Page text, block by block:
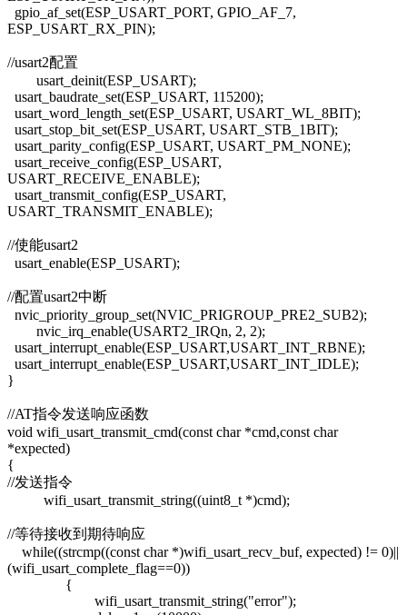
gpio_af_set(ESP_USART_PORT, GPIO_AF_7,
ESP_USART_RX_PIN);
//usart2配置
usart_deinit(ESP_USART);
usart_baudrate_set(ESP_USART, 115200);
usart_word_length_set(ESP_USART, USART_WL_8BIT);
usart_stop_bit_set(ESP_USART, USART_STB_1BIT);
usart_parity_config(ESP_USART, USART_PM_NONE);
usart_receive_config(ESP_USART,
USART_RECEIVE_ENABLE);
usart_transmit_config(ESP_USART,
USART_TRANSMIT_ENABLE);
//使能usart2
usart_enable(ESP_USART);
//配置usart2中断
nvic_priority_group_set(NVIC_PRIGROUP_PRE2_SUB2);
nvic_irq_enable(USART2_IRQn, 2, 2);
usart_interrupt_enable(ESP_USART,USART_INT_RBNE);
usart_interrupt_enable(ESP_USART,USART_INT_IDLE);
}
//AT指令发送响应函数
void wifi_usart_transmit_cmd(const char *cmd,const char
*expected)
{
//发送指令
wifi_usart_transmit_string((uint8_t *)cmd);
//等待接收到期待响应
while((strcmp((const char *)wifi_usart_recv_buf, expected) != 0)||
(wifi_usart_complete_flag==0))
{
wifi_usart_transmit_string("error");